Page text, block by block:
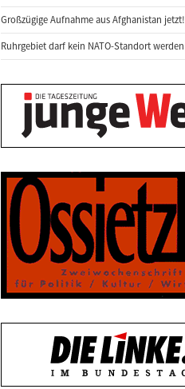
Großzügige Aufnahme aus Afghanistan jetzt!
Ruhrgebiet darf kein NATO-Standort werden